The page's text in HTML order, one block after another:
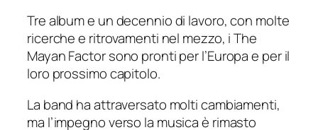
Tre album e un decennio di lavoro, con molte
ricerche e ritrovamenti nel mezzo, i The
Mayan Factor sono pronti per l’Europa e per il
loro prossimo capitolo.
La band ha attraversato molti cambiamenti,
ma l’impegno verso la musica è rimasto